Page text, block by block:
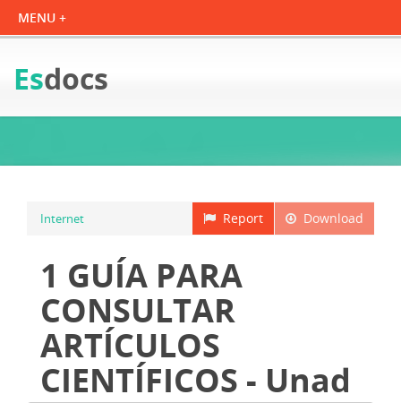
Esdocs
Download
Report
Internet
1 GUÍA PARA
CONSULTAR
ARTÍCULOS
CIENTÍFICOS - Unad